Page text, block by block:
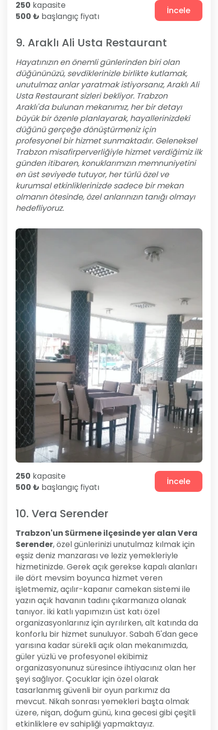
250 kapasite
500 ₺ başlangıç fiyatı İncele
9. Araklı Ali Usta Restaurant
Hayatınızın en önemli günlerinden biri olan
düğününüzü, sevdiklerinizle birlikte kutlamak,
unutulmaz anlar yaratmak istiyorsanız, Araklı Ali
Usta Restaurant sizleri bekliyor. Trabzon
Araklı'da bulunan mekanımız, her bir detayı
büyük bir özenle planlayarak, hayallerinizdeki
düğünü gerçeğe dönüştürmeniz için
profesyonel bir hizmet sunmaktadır. Geleneksel
Trabzon misafirperverliğiyle hizmet verdiğimiz ilk
günden itibaren, konuklarımızın memnuniyetini
en üst seviyede tutuyor, her türlü özel ve
kurumsal etkinliklerinizde sadece bir mekan
olmanın ötesinde, özel anlarınızın tanığı olmayı
hedefliyoruz.
250 kapasite
500 ₺ başlangıç fiyatı İncele
10. Vera Serender
Trabzon'un Sürmene ilçesinde yer alan Vera
Serender, özel günlerinizi unutulmaz kılmak için
eşsiz deniz manzarası ve leziz yemekleriyle
hizmetinizde. Gerek açık gerekse kapalı alanları
ile dört mevsim boyunca hizmet veren
işletmemiz, açılır-kapanır camekan sistemi ile
yazın açık havanın tadını çıkarmanıza olanak
tanıyor. İki katlı yapımızın üst katı özel
organizasyonlarınız için ayrılırken, alt katında da
konforlu bir hizmet sunuluyor. Sabah 6'dan gece
yarısına kadar sürekli açık olan mekanımızda,
güler yüzlü ve profesyonel ekibimiz
organizasyonunuz süresince ihtiyacınız olan her
şeyi sağlıyor. Çocuklar için özel olarak
tasarlanmış güvenli bir oyun parkımız da
mevcut. Nikah sonrası yemekleri başta olmak
üzere, nişan, doğum günü, kına gecesi gibi çeşitli
etkinliklere ev sahipliği yapmaktayız.